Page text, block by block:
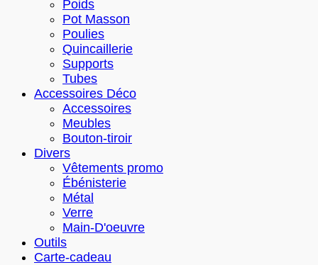
Poids
Pot Masson
Poulies
Quincaillerie
Supports
Tubes
Accessoires Déco
Accessoires
Meubles
Bouton-tiroir
Divers
Vêtements promo
Ébénisterie
Métal
Verre
Main-D'oeuvre
Outils
Carte-cadeau